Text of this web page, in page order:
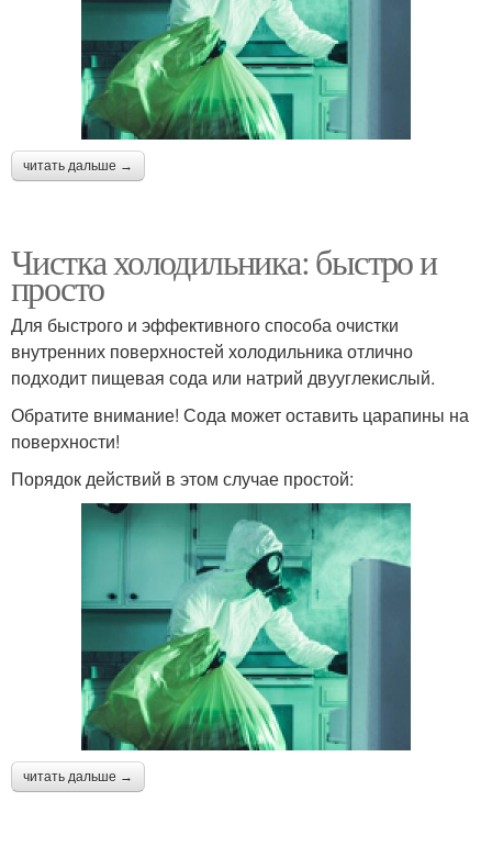
читать дальше →
Чистка холодильника: быстро и
просто
Для быстрого и эффективного способа очистки
внутренних поверхностей холодильника отлично
подходит пищевая сода или натрий двууглекислый.
Обратите внимание! Сода может оставить царапины на
поверхности!
Порядок действий в этом случае простой:
читать дальше →